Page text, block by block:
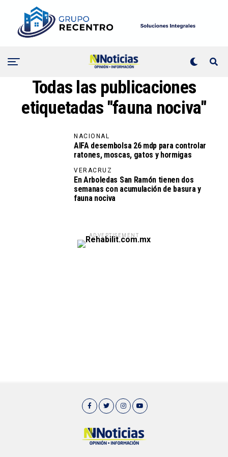
Todas las publicaciones
etiquetadas "fauna nociva"
NACIONAL
AIFA desembolsa 26 mdp para controlar
ratones, moscas, gatos y hormigas
VERACRUZ
En Arboledas San Ramón tienen dos
semanas con acumulación de basura y
fauna nociva
ADVERTISEMENT